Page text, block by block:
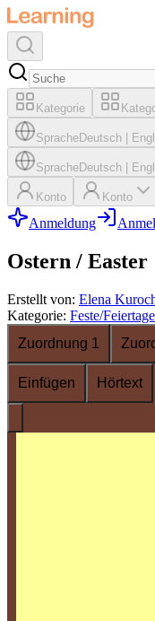
Kategorie
SpracheDeutsch
SpracheDeutsch
Konto Konto
Anmeldung
Ostern / Easter
Erstellt von: Elena
Kategorie: Feste/Feiertage
Zuordnung 1
Einfügen Hörtext